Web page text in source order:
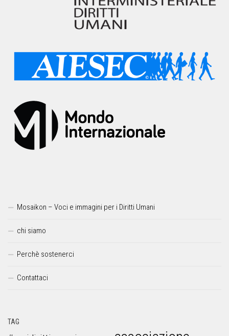
Mosaikon – Voci e immagini per i Diritti Umani
chi siamo
Perchè sostenerci
Contattaci
TAG